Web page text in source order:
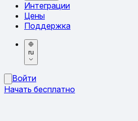
Интеграции
Цены
Поддержка
ru
Войти
Начать бесплатно